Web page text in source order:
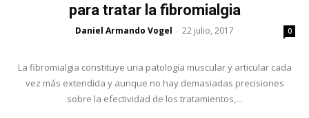
para tratar la fibromialgia
Daniel Armando Vogel - 22 julio, 2017 0
La fibromialgia constituye una patología muscular y articular cada
vez más extendida y aunque no hay demasiadas precisiones
sobre la efectividad de los tratamientos,...